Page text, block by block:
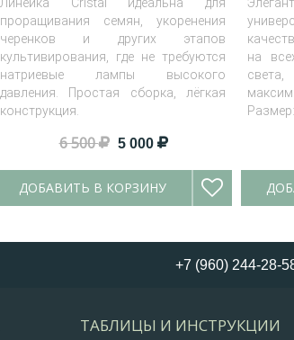
проращивания семян, укоренения
черенков и других этапов
культивирования, где не требуются
натриевые лампы высокого
давления. Простая сборка, лёгкая
конструкция.
6 500 5 000
ДОБАВИТЬ В КОРЗИНУ
на
+7 (960) 244-28-
ТАБЛИЦЫ И ИНСТРУКЦИИ